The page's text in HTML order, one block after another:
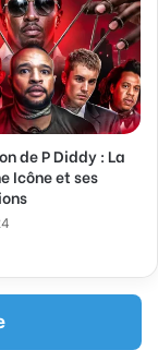
de P Diddy : La
Icône et ses